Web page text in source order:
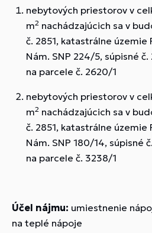
nebytových priestorov v
m2 nachádzajúcich sa v
č. 2851, katastrálne územie
Nám. SNP 224/5, súpisné
na parcele č. 2620/1
nebytových priestorov v
m2 nachádzajúcich sa v
č. 2851, katastrálne územie
Nám. SNP 180/14, súpisné
na parcele č. 3238/1
Účel nájmu: umiestnenie
na teplé nápoje